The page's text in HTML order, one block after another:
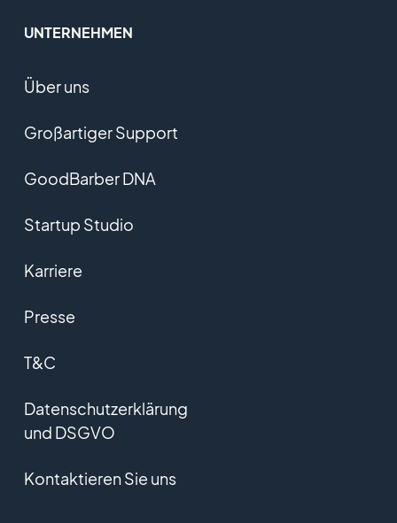
UNTERNEHMEN
Über uns
Großartiger Support
GoodBarber DNA
Startup Studio
Karriere
Presse
T&C
Datenschutzerklärung
und DSGVO
Kontaktieren Sie uns